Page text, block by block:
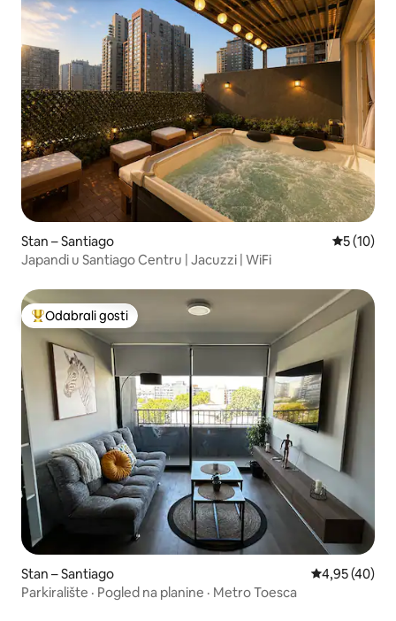
Stan – Santiago Prosječna
5 (10)
Japandi u Santiago Centru | Jacuzzi | WiFi
Među najviše rangiranima s oznakom „Odabrali gosti”
Odabrali gosti
Stan – Santiago Prosječna
4,95 (40)
Parkiralište · Pogled na planine · Metro Toesca